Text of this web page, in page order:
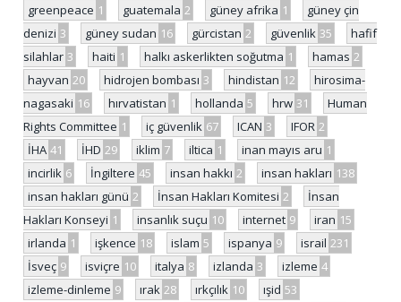
greenpeace 1 guatemala 2 güney afrika 1
güney çin
denizi 3 güney sudan 16 gürcistan 2 güvenlik 35
hafif
silahlar 3 haiti 1 halkı askerlikten soğutma 1 hamas 2
hayvan 20 hidrojen bombası 3 hindistan 12
hirosima-
nagasaki 16 hırvatistan 1 hollanda 5 hrw 31
Human
Rights Committee 1 iç güvenlik 67 ICAN 3 IFOR 2
İHA 41 İHD 29 iklim 7 iltica 1 inan mayıs aru 1
incirlik 6 İngiltere 45 insan hakkı 2 insan hakları 138
insan hakları günü 2 İnsan Hakları Komitesi 2
İnsan
Hakları Konseyi 1 insanlık suçu 10 internet 9 iran 15
irlanda 1 işkence 18 islam 5 ispanya 9 israil 231
İsveç 9 isviçre 10 italya 8 izlanda 3 izleme 4
izleme-dinleme 9 ırak 28 ırkçılık 10 ışid 53